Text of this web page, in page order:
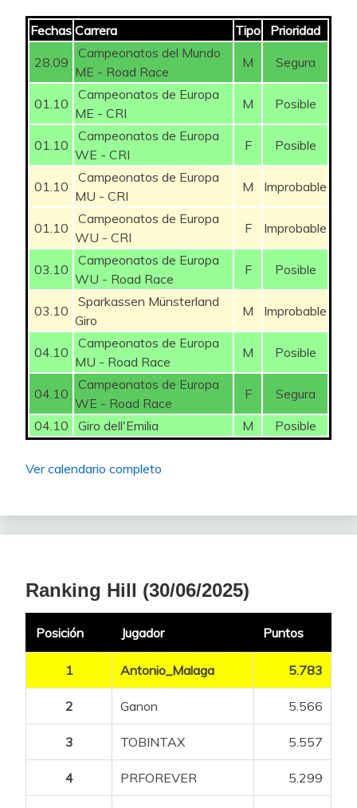
Fechas Carrera Tipo
Prioridad
28.09
Campeonatos del Mundo
ME - Road Race
M Segura
01.10
Campeonatos de Europa
ME - CRI
M Posible
01.10
Campeonatos de Europa
WE - CRI
F Posible
01.10
Campeonatos de Europa
MU - CRI
M Improbable
01.10
Campeonatos de Europa
WU - CRI
F Improbable
03.10
Campeonatos de Europa
WU - Road Race
F Posible
03.10
Sparkassen Münsterland
Giro
M Improbable
04.10
Campeonatos de Europa
MU - Road Race
M Posible
04.10
Campeonatos de Europa
WE - Road Race
F
Segura
04.10
Giro dell'Emilia M Posible
Ver calendario completo
Ranking Hill (30/06/2025)
Posición Jugador Puntos
1 Antonio_Malaga 5.783
2 Ganon 5.566
3 TOBINTAX 5.557
4 PRFOREVER 5.299